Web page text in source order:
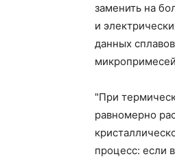
заменить на
и
данных
"При
равномерно
процесс: если